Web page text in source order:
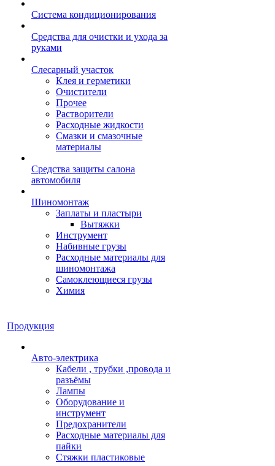
Система кондиционирования
Средства для очистки и ухода за
руками
Слесарный участок
Клея и герметики
Очистители
Прочее
Растворители
Расходные жидкости
Смазки и смазочные
материалы
Средства защиты салона
автомобиля
Шиномонтаж
Заплаты и пластыри
Вытяжки
Инструмент
Набивные грузы
Расходные материалы для
шиномонтажа
Самоклеющиеся грузы
Химия
Продукция
Авто-электрика
Кабели , трубки ,провода и
разъёмы
Лампы
Оборудование и
инструмент
Предохранители
Расходные материалы для
пайки
Стяжки пластиковые